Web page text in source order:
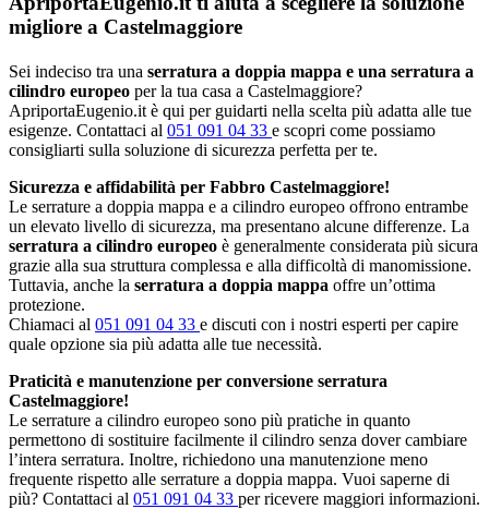
migliore a Castelmaggiore
Sei indeciso tra una serratura a doppia mappa e una serratura a
cilindro europeo per la tua casa a Castelmaggiore?
ApriportaEugenio.it è qui per guidarti nella scelta più adatta alle tue
esigenze. Contattaci al 051 091 04 33 e scopri come possiamo
consigliarti sulla soluzione di sicurezza perfetta per te.
Sicurezza e affidabilità per Fabbro Castelmaggiore!
Le serrature a doppia mappa e a cilindro europeo offrono entrambe
un elevato livello di sicurezza, ma presentano alcune differenze. La
serratura a cilindro europeo è generalmente considerata più sicura
grazie alla sua struttura complessa e alla difficoltà di manomissione.
Tuttavia, anche la serratura a doppia mappa offre un’ottima
protezione.
Chiamaci al 051 091 04 33 e discuti con i nostri esperti per capire
quale opzione sia più adatta alle tue necessità.
Praticità e manutenzione per conversione serratura
Castelmaggiore!
Le serrature a cilindro europeo sono più pratiche in quanto
permettono di sostituire facilmente il cilindro senza dover cambiare
l’intera serratura. Inoltre, richiedono una manutenzione meno
frequente rispetto alle serrature a doppia mappa. Vuoi saperne di
più? Contattaci al 051 091 04 33 per ricevere maggiori informazioni.